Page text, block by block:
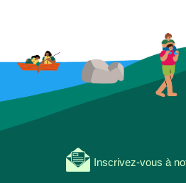
Inscrivez-vous à